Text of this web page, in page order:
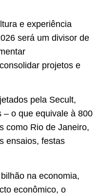
e experiência
será um divisor de
projetos e
pela Secult,
– o que equivale à 800
como Rio de Janeiro,
ensaios, festas
na economia,
econômico, o